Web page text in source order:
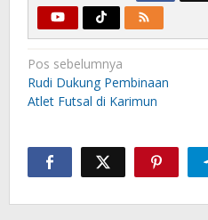
Navigasi
pos
Pos sebelumnya
Rudi Dukung Pembinaan
Atlet Futsal di Karimun